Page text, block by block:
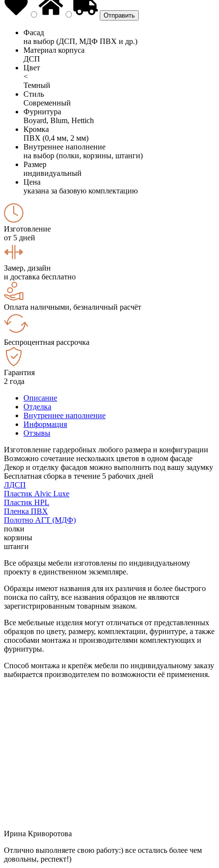
Фасад
на выбор (ДСП, МДФ ПВХ и др.)
Материал корпуса
ДСП
Цвет
<
Темный
Стиль
Современный
Фурнитура
Boyard, Blum, Hettich
Кромка
ПВХ (0,4 мм, 2 мм)
Внутреннее наполнение
на выбор (полки, корзины, штанги)
Размер
индивидуальный
Цена
указана за базовую комплектацию
Изготовление
от 5 дней
Замер, дизайн
и доставка бесплатно
Оплата наличными, безналичный расчёт
Беспроцентная рассрочка
Гарантия
2 года
Описание
Отделка
Внутреннее наполнение
Информация
Отзывы
Изготовление гардеробных любого размера и конфигурации
Возможно сочетание нескольких цветов в одном фасаде
Декор и отделку фасадов можно выполнить под вашу задумку
Бесплатная сборка в течение 5 рабочих дней
ЛДСП
Пластик Alvic Luxe
Пластик HPL
Пленка ПВХ
Полотно АГТ (МДФ)
полки
корзины
штанги
Все образцы мебели изготовлены по индивидуальному
проекту в единственном экземпляре.
Образцы имеют названия для их различия и более быстрого
поиска по сайту, все названия образцов не являются
зарегистрированным товарным знаком.
Все мебельные изделия могут отличаться от представленных
образцов по цвету, размеру, комплектации, фурнитуре, а также
способами монтажа и производителями комплектующих и
фурнитуры.
Способ монтажа и крепёж мебели по индивидуальному заказу
выбирается производителем по возможности её применения.
Ирина Криворотова
Отлично выполняете свою работу:) все остались более чем
довольны, респект!)